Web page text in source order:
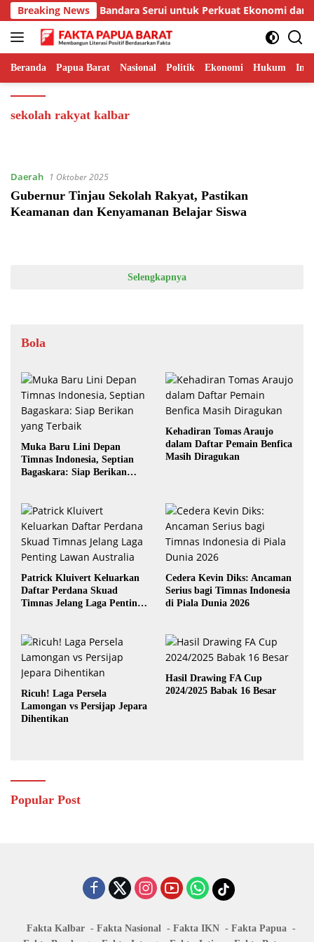
Langsung
ke
konten
Breaking News
Jalur Barat dan Bandara Serui untuk Perkuat Ekonomi dan
Beranda Papua Barat Nasional Politik Ekonomi Hukum
sekolah rakyat kalbar
Daerah 1 Oktober 2025
Gubernur Tinjau Sekolah Rakyat, Pastikan
Keamanan dan Kenyamanan Belajar Siswa
Selengkapnya
Bola
Muka Baru Lini Depan
Timnas Indonesia, Septian
Bagaskara: Siap Berikan
Kehadiran Tomas Araujo
dalam Daftar Pemain Benfica
Masih Diragukan
Patrick Kluivert Keluarkan
Daftar Perdana Skuad
Timnas Jelang Laga Penting
Cedera Kevin Diks: Ancaman
Serius bagi Timnas Indonesia
di Piala Dunia 2026
Ricuh! Laga Persela
Lamongan vs Persijap Jepara
Dihentikan
Hasil Drawing FA Cup
2024/2025 Babak 16 Besar
Popular Post
Fakta Kalbar Fakta Nasional Fakta IKN
Fakta Papua